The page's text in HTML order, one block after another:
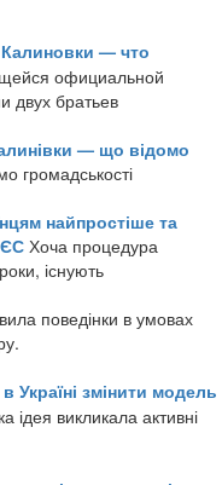
— что
официальной
двух братьев
— що відомо
громадськості
найпростіше та
Хоча процедура
існують
поведінки в умовах
Україні змінити модель
ідея викликала активні